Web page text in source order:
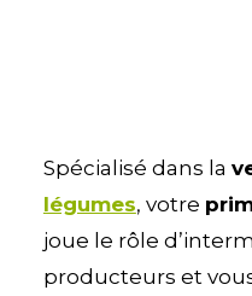
Spécialisé dans la
légumes, votre
joue le rôle
producteurs et